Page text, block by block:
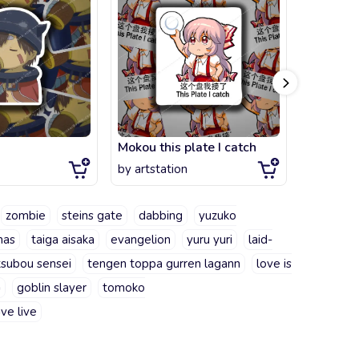
Mokou this plate I catch
by artstation
zombie steins gate dabbing
yuzuko
taiga aisaka evangelion yuru yuri
laid-
sensei tengen toppa gurren lagann
love is
goblin slayer
tomoko
live